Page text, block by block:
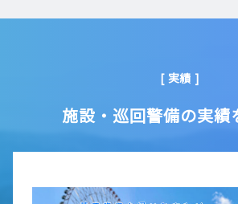
[ 実績 ]
施設・巡回警備の実績